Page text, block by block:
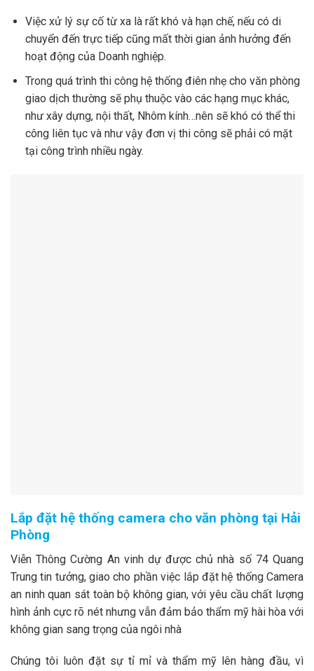
Việc xử lý sự cố từ xa là rất khó và hạn chế, nếu có di
chuyển đến trực tiếp cũng mất thời gian ảnh hưởng đến
hoạt động của Doanh nghiệp.
Trong quá trình thi công hệ thống điên nhẹ cho văn phòng
giao dịch thường sẽ phụ thuộc vào các hạng mục khác,
như xây dựng, nội thất, Nhôm kính…nên sẽ khó có thể thi
công liên tục và như vậy đơn vị thi công sẽ phải có mặt
tại công trình nhiều ngày.
Lắp đặt hệ thống camera cho văn phòng tại Hải
Phòng
Viễn Thông Cường An vinh dự được chủ nhà số 74 Quang
Trung tin tưởng, giao cho phần việc lắp đặt hệ thống Camera
an ninh quan sát toàn bộ không gian, với yêu cầu chất lượng
hình ảnh cực rõ nét nhưng vẫn đảm bảo thẩm mỹ hài hòa với
không gian sang trọng của ngôi nhà
Chúng tôi luôn đặt sự tỉ mỉ và thẩm mỹ lên hàng đầu, vì